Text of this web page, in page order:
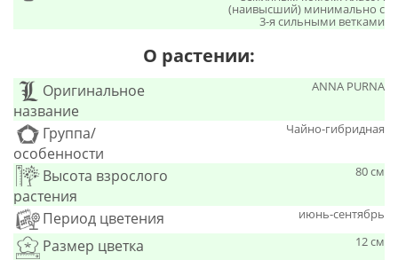
(наивысший) минимально с
3-я сильными ветками
О растении:
Оригинальное
название
ANNA PURNA
Группа/
особенности
Чайно-гибридная
Высота взрослого
растения
80 см
Период цветения июнь-сентябрь
Размер цветка 12 см